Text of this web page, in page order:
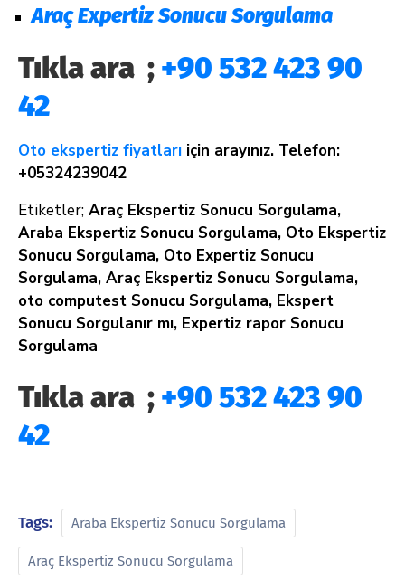
Araç Expertiz Sonucu Sorgulama
Tıkla ara ; +90 532 423 90
42
Oto ekspertiz fiyatları için arayınız. Telefon:
+05324239042
Etiketler; Araç Ekspertiz Sonucu Sorgulama,
Araba Ekspertiz Sonucu Sorgulama, Oto Ekspertiz
Sonucu Sorgulama, Oto Expertiz Sonucu
Sorgulama, Araç Ekspertiz Sonucu Sorgulama,
oto computest Sonucu Sorgulama, Ekspert
Sonucu Sorgulanır mı, Expertiz rapor Sonucu
Sorgulama
Tıkla ara ; +90 532 423 90
42
Tags: Araba Ekspertiz Sonucu Sorgulama
Araç Ekspertiz Sonucu Sorgulama